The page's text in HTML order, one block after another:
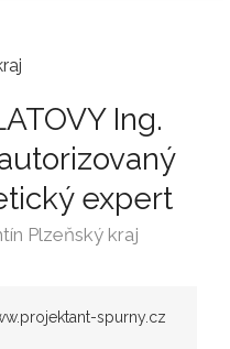
Ing.
expert
Plzeňský kraj
spurny.cz